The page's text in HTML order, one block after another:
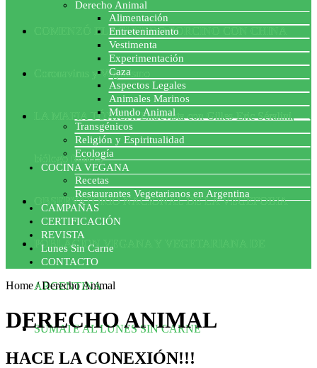
COMENZÓ EL ACUERDO PORCINO CON CHINA
Coronavirus y Veganismo
LA MAFIA TÓXICA: Entrevista con Gilles-Eric Séralini,
biólogo francés
OBSERVATORIO NACIONAL DE LA VEGEFOBIA
POBLACION VEGANA Y VEGETARIANA DE
ARGENTINA
SUMATE AL LUNES SIN CARNE
Derecho Animal
Alimentación
Entretenimiento
Vestimenta
Experimentación
Caza
Aspectos Legales
Animales Marinos
Mundo Animal
Transgénicos
Religión y Espiritualidad
Ecología
COCINA VEGANA
Recetas
Restaurantes Vegetarianos en Argentina
CAMPAÑAS
CERTIFICACIÓN
REVISTA
Lunes Sin Carne
CONTACTO
Home/Derecho Animal
DERECHO ANIMAL
HACE LA CONEXIÓN!!!